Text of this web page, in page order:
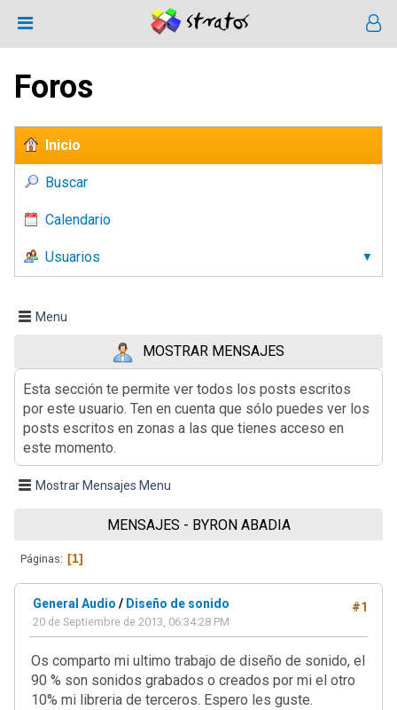
Foros
Inicio
Buscar
Calendario
Usuarios
Menu
MOSTRAR MENSAJES
Esta sección te permite ver todos los posts escritos
por este usuario. Ten en cuenta que sólo puedes ver los
posts escritos en zonas a las que tienes acceso en
este momento.
Mostrar Mensajes Menu
MENSAJES - BYRON ABADIA
Páginas 1
#1
General Audio / Diseño de sonido
20 de Septiembre de 2013, 06:34:28 PM
Os comparto mi ultimo trabajo de diseño de sonido, el
90 % son sonidos grabados o creados por mi el otro
10% mi libreria de terceros. Espero les guste.